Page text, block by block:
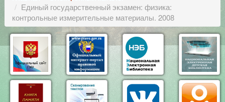
Единый государственный экзамен: физика:
контрольные измерительные материалы. 2008